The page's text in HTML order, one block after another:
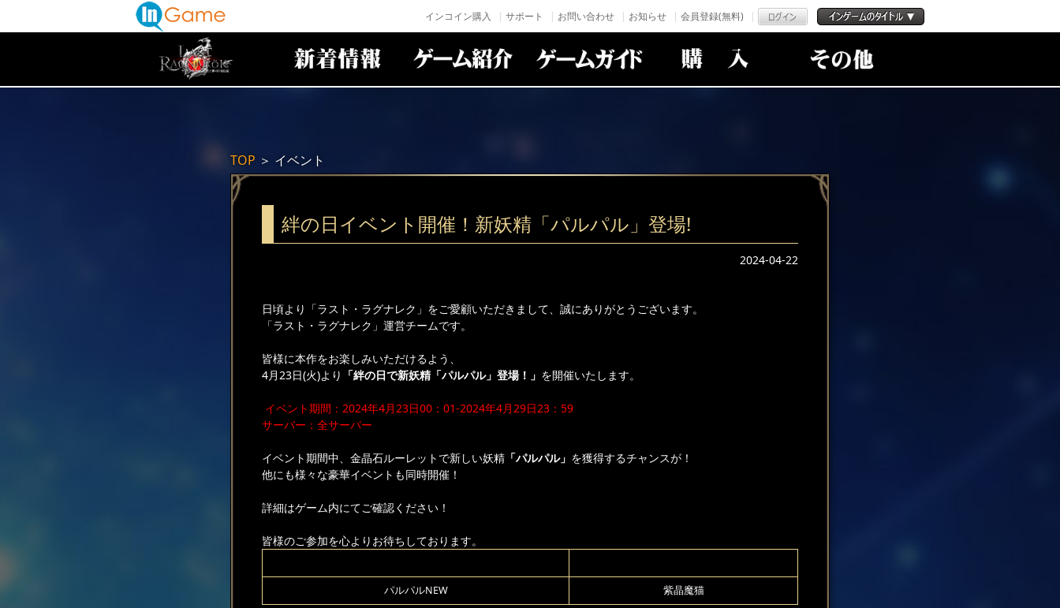
インコイン購入 サポート お問い合わせ お知らせ 会員登録(無料)
TOP ＞ イベント
絆の日イベント開催！新妖精「パルパル」登場!
2024-04-22
日頃より「ラスト・ラグナレク」をご愛顧いただきまして、誠にありがとうございます。
「ラスト・ラグナレク」運営チームです。
皆様に本作をお楽しみいただけるよう、
4月23日(火)より 「絆の日で新妖精「パルパル」登場！」 を開催いたします。
イベント期間：2024年4月23日00：01-2024年4月29日23：59
サーバー：全サーバー
イベント期間中、金晶石ルーレットで新しい妖精 「パルパル」 を獲得するチャンスが！
他にも様々な豪華イベントも同時開催！
詳細はゲーム内にてご確認ください！
皆様のご参加を心よりお待ちしております。
パルパルNEW 紫晶魔猫